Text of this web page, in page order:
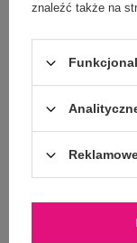
znaleźć także na